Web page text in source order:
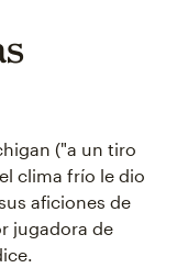
("a un tiro
clima frío le dio
aficiones de
jugadora de